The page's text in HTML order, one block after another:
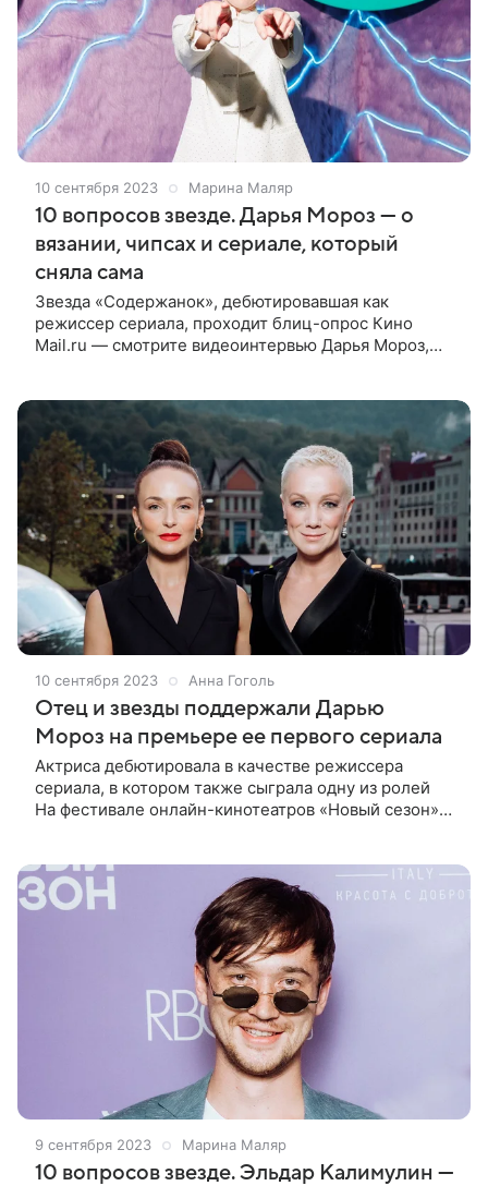
10 сентября 2023 Марина Маляр
10 вопросов звезде. Дарья Мороз — о
вязании, чипсах и сериале, который
сняла сама
Звезда «Содержанок», дебютировавшая как
режиссер сериала, проходит блиц-опрос Кино
Mail.ru — смотрите видеоинтервью Дарья Мороз,
10 сентября 2023 Анна Гоголь
Отец и звезды поддержали Дарью
Мороз на премьере ее первого сериала
Актриса дебютировала в качестве режиссера
сериала, в котором также сыграла одну из ролей
На фестивале онлайн-кинотеатров «Новый сезон»
9 сентября 2023 Марина Маляр
10 вопросов звезде. Эльдар Калимулин —